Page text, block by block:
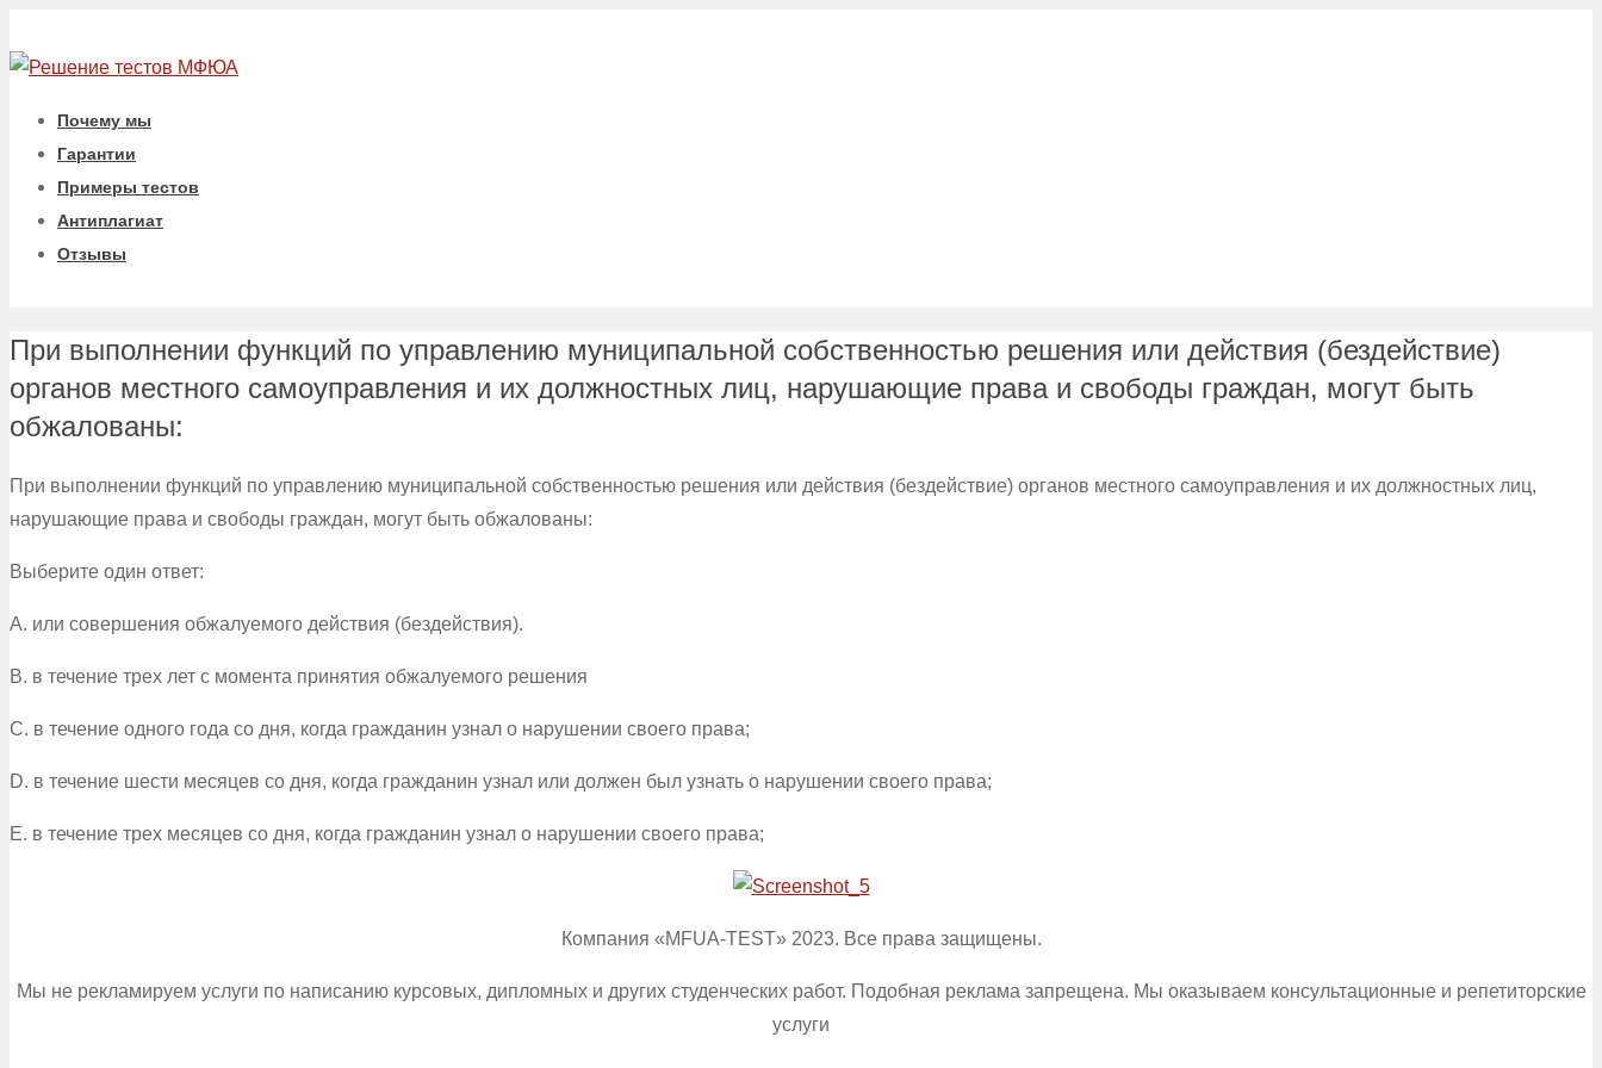
Почему мы
Гарантии
Примеры тестов
Антиплагиат
Отзывы
При выполнении функций по управлению муниципальной собственностью решения или действия (бездействие)
органов местного самоуправления и их должностных лиц, нарушающие права и свободы граждан, могут быть
обжалованы:
При выполнении функций по управлению муниципальной собственностью решения или действия (бездействие) органов местного самоуправления и их должностных лиц,
нарушающие права и свободы граждан, могут быть обжалованы:
Выберите один ответ:
A. или совершения обжалуемого действия (бездействия).
B. в течение трех лет с момента принятия обжалуемого решения
C. в течение одного года со дня, когда гражданин узнал о нарушении своего права;
D. в течение шести месяцев со дня, когда гражданин узнал или должен был узнать о нарушении своего права;
E. в течение трех месяцев со дня, когда гражданин узнал о нарушении своего права;
Компания «MFUA-TEST» 2023. Все права защищены.
Мы не рекламируем услуги по написанию курсовых, дипломных и других студенческих работ. Подобная реклама запрещена. Мы оказываем консультационные и репетиторские
услуги